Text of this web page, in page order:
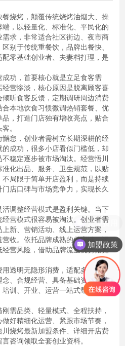
烧烤，颠覆传统烧烤油烟大、操
，以轻量化、标准化、平民化的
求，非常适合社区街边、夜市商
别于传统重餐饮，品牌出餐快、
零基础创业者、夫妻档打理，是
功，首要核心就是立足食客需
营惨淡，核心原因是脱离顾客喜
听食客反馈，定期调研周边消费
本地饮食习惯微调热销套餐、优
，打造门店独有增收亮点，贴合
。
怠，创业者需树立长期深耕的经
成功，很多小店看似门槛低，却
稳定逐步被市场淘汰。经营悟川
化出品、服务、卫生规范，以贴
局限于简单开店盈利，而是持续
店口碑与市场竞争力，实现长久
调整经营模式是盈利关键。当下
营模式很容易被淘汰。创业者需
新、营销活动、线上运营方案，
收。依托品牌成熟的供应链、运
营风险，借助品牌流量优势拓宽
透明无隐形消费，适配多数小本
、合规经营、具备基础资金，即
训、开业、运营一站式帮扶，新
品类、轻量模式、全程扶持，
好精细化运营、紧跟市场节奏，
烧烤最新加盟条件、详细开店费
咨询领取全套创业资料。
加盟费用
加盟政策